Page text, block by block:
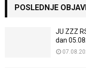
POSLEDNJE
JU ZZZ
dan